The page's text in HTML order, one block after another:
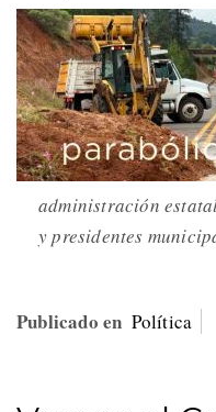
administración
y presidentes
Publicado en Política